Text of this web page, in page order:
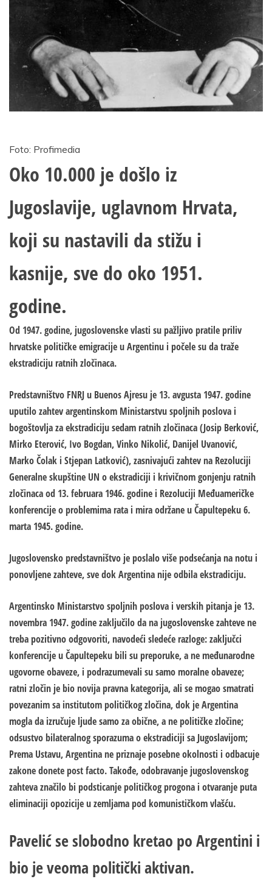
Foto: Profimedia
Oko 10.000 je došlo iz
Jugoslavije, uglavnom Hrvata,
koji su nastavili da stižu i
kasnije, sve do oko 1951.
godine.
Od 1947. godine, jugoslovenske vlasti su pažljivo pratile priliv
hrvatske političke emigracije u Argentinu i počele su da traže
ekstradiciju ratnih zločinaca.
Predstavništvo FNRJ u Buenos Ajresu je 13. avgusta 1947. godine
uputilo zahtev argentinskom Ministarstvu spoljnih poslova i
bogoštovlja za ekstradiciju sedam ratnih zločinaca (Josip Berković,
Mirko Eterović, Ivo Bogdan, Vinko Nikolić, Danijel Uvanović,
Marko Čolak i Stjepan Latković), zasnivajući zahtev na Rezoluciji
Generalne skupštine UN o ekstradiciji i krivičnom gonjenju ratnih
zločinaca od 13. februara 1946. godine i Rezoluciji Međuameričke
konferencije o problemima rata i mira održane u Čapultepeku 6.
marta 1945. godine.
Jugoslovensko predstavništvo je poslalo više podsećanja na notu i
ponovljene zahteve, sve dok Argentina nije odbila ekstradiciju.
Argentinsko Ministarstvo spoljnih poslova i verskih pitanja je 13.
novembra 1947. godine zaključilo da na jugoslovenske zahteve ne
treba pozitivno odgovoriti, navodeći sledeće razloge: zaključci
konferencije u Čapultepeku bili su preporuke, a ne međunarodne
ugovorne obaveze, i podrazumevali su samo moralne obaveze;
ratni zločin je bio novija pravna kategorija, ali se mogao smatrati
povezanim sa institutom političkog zločina, dok je Argentina
mogla da izručuje ljude samo za obične, a ne političke zločine;
odsustvo bilateralnog sporazuma o ekstradiciji sa Jugoslavijom;
Prema Ustavu, Argentina ne priznaje posebne okolnosti i odbacuje
zakone donete post facto. Takođe, odobravanje jugoslovenskog
zahteva značilo bi podsticanje političkog progona i otvaranje puta
eliminaciji opozicije u zemljama pod komunističkom vlašću.
Pavelić se slobodno kretao po Argentini i
bio je veoma politički aktivan.